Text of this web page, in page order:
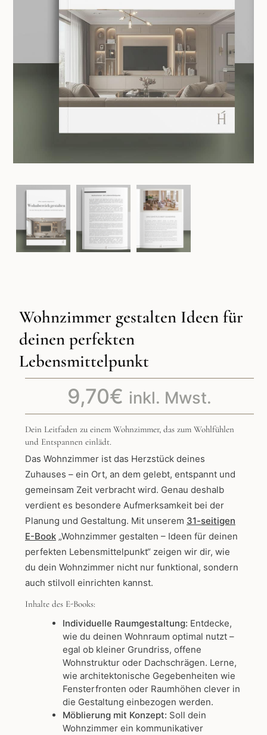
Wohnzimmer gestalten Ideen für
deinen perfekten
Lebensmittelpunkt
9,70€ inkl. Mwst.
Dein Leitfaden zu einem Wohnzimmer, das zum Wohlfühlen
und Entspannen einlädt.
Das Wohnzimmer ist das Herzstück deines
Zuhauses – ein Ort, an dem gelebt, entspannt und
gemeinsam Zeit verbracht wird. Genau deshalb
verdient es besondere Aufmerksamkeit bei der
Planung und Gestaltung. Mit unserem 31-seitigen
E-Book „Wohnzimmer gestalten – Ideen für deinen
perfekten Lebensmittelpunkt“ zeigen wir dir, wie
du dein Wohnzimmer nicht nur funktional, sondern
auch stilvoll einrichten kannst.
Inhalte des E-Books:
Individuelle Raumgestaltung: Entdecke,
wie du deinen Wohnraum optimal nutzt –
egal ob kleiner Grundriss, offene
Wohnstruktur oder Dachschrägen. Lerne,
wie architektonische Gegebenheiten wie
Fensterfronten oder Raumhöhen clever in
die Gestaltung einbezogen werden.
Möblierung mit Konzept: Soll dein
Wohnzimmer ein kommunikativer